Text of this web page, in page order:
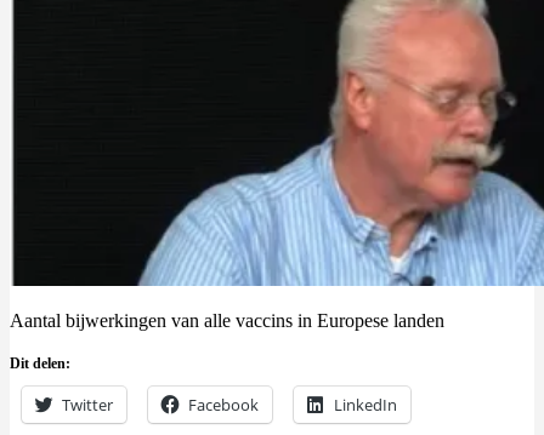
Aantal bijwerkingen van alle vaccins in Europese landen
Dit delen:
Twitter Facebook LinkedIn